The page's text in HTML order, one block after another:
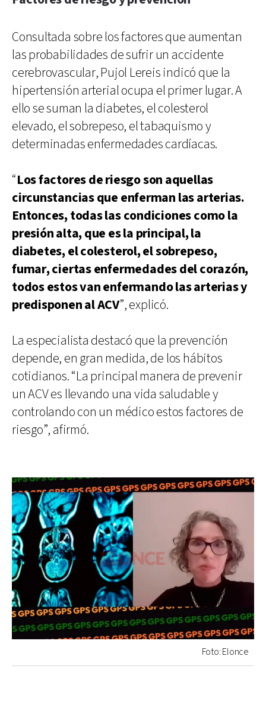
Consultada sobre los factores que aumentan
las probabilidades de sufrir un accidente
cerebrovascular, Pujol Lereis indicó que la
hipertensión arterial ocupa el primer lugar. A
ello se suman la diabetes, el colesterol
elevado, el sobrepeso, el tabaquismo y
determinadas enfermedades cardíacas.
“Los factores de riesgo son aquellas
circunstancias que enferman las arterias.
Entonces, todas las condiciones como la
presión alta, que es la principal, la
diabetes, el colesterol, el sobrepeso,
fumar, ciertas enfermedades del corazón,
todos estos van enfermando las arterias y
predisponen al ACV”, explicó.
La especialista destacó que la prevención
depende, en gran medida, de los hábitos
cotidianos. “La principal manera de prevenir
un ACV es llevando una vida saludable y
controlando con un médico estos factores de
riesgo”, afirmó.
Foto: Elonce